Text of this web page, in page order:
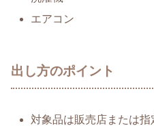
エアコン
出し方のポイント
対象品は販売店または